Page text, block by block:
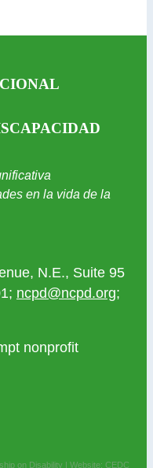
en la vida de la
N.E., Suite 95
ncpd@ncpd.org;
nonprofit
on Disability | Website: CEDC